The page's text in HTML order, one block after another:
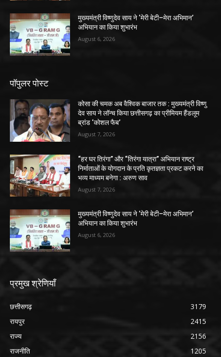
मुख्यमंत्री विष्णुदेव साय ने ‘मेरी बेटी–मेरा अभिमान’
अभियान का किया शुभारंभ
August 6, 2026
पॉपुलर पोस्ट
कोसा की चमक अब वैश्विक बाजार तक : मुख्यमंत्री विष्णु
देव साय ने लॉन्च किया छत्तीसगढ़ का प्रीमियम हैंडलूम
ब्रांड ‘कोशल फैब’
August 7, 2026
“हर घर तिरंगा” और “तिरंगा यात्रा” अभियान राष्ट्र
निर्माताओं के योगदान के प्रति कृतज्ञता प्रकट करने का
भव्य माध्यम बनेगा : अरुण साव
August 7, 2026
मुख्यमंत्री विष्णुदेव साय ने ‘मेरी बेटी–मेरा अभिमान’
अभियान का किया शुभारंभ
August 6, 2026
प्रमुख श्रेणियाँ
छत्तीसगढ़
3179
रायपुर
2415
राज्य
2156
राजनीति
1205